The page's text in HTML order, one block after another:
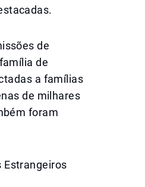
de
de
a famílias
de milhares
foram
Estrangeiros